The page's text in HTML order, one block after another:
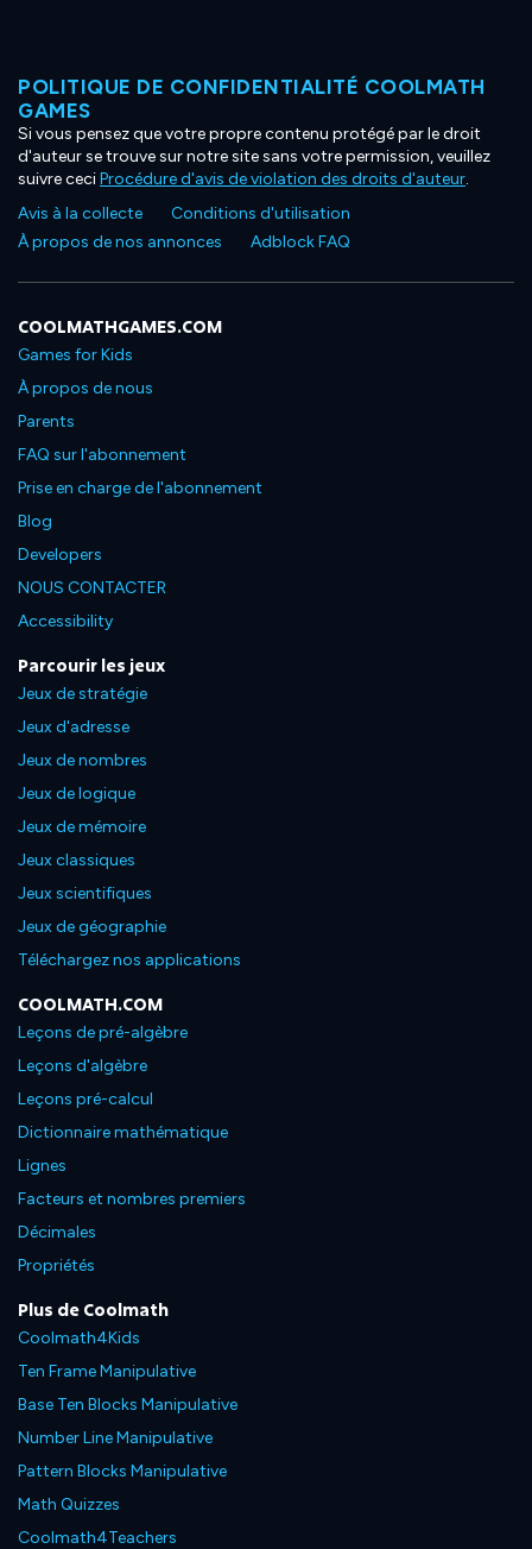
POLITIQUE DE CONFIDENTIALITÉ COOLMATH
GAMES
Si vous pensez que votre propre contenu protégé par le droit
d'auteur se trouve sur notre site sans votre permission, veuillez
suivre ceciProcédure d'avis de violation des droits d'auteur.
Avis à la collecte
Conditions d'utilisation
À propos de nos annonces
Adblock FAQ
COOLMATHGAMES.COM
Games for Kids
À propos de nous
Parents
FAQ sur l'abonnement
Prise en charge de l'abonnement
Blog
Developers
NOUS CONTACTER
Accessibility
Parcourir les jeux
Jeux de stratégie
Jeux d'adresse
Jeux de nombres
Jeux de logique
Jeux de mémoire
Jeux classiques
Jeux scientifiques
Jeux de géographie
Téléchargez nos applications
COOLMATH.COM
Leçons de pré-algèbre
Leçons d'algèbre
Leçons pré-calcul
Dictionnaire mathématique
Lignes
Facteurs et nombres premiers
Décimales
Propriétés
Plus de Coolmath
Coolmath4Kids
Ten Frame Manipulative
Base Ten Blocks Manipulative
Number Line Manipulative
Pattern Blocks Manipulative
Math Quizzes
Coolmath4Teachers